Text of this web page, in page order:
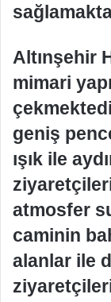
Altınşehir
mimari
geniş
ışık ile
atmosfer
caminin
alanlar ile